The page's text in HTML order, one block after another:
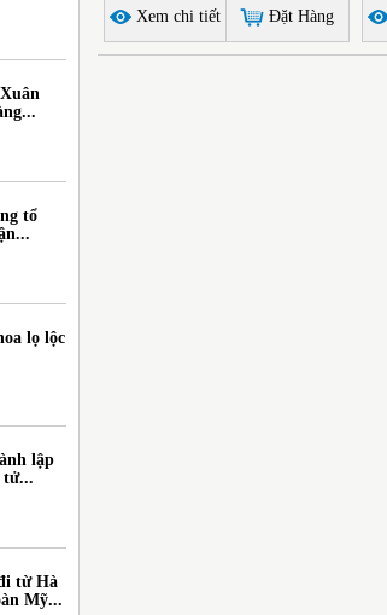
tổ
lọ lộc
lập
tử...
từ Hà
Mỹ...
Xem chi tiết Đặt Hàng